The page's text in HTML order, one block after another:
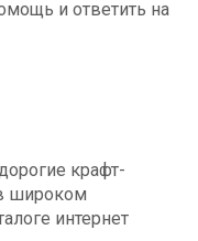
и ответить на
крафт-
широком
интернет